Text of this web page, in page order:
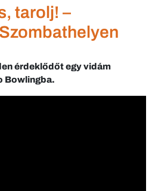
tarolj! –
érdeklődőt egy vidám
Bowlingba.